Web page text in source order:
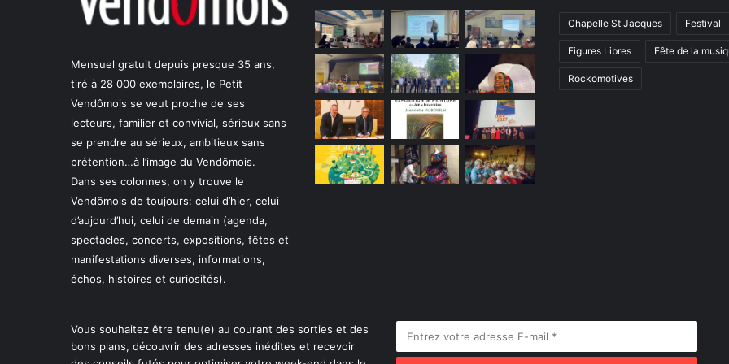
Mensuel gratuit depuis presque 35 ans,
tiré à 28 000 exemplaires, le Petit
Vendômois se veut proche de ses
lecteurs, familier et convivial, sérieux sans
se prendre au sérieux, ambitieux sans
prétention…à l’image du Vendômois.
Dans ses colonnes, on y trouve le
Vendômois de toujours: celui d’hier, celui
d’aujourd’hui, celui de demain (agenda,
spectacles, concerts, expositions, fêtes et
manifestations diverses, informations,
échos, histoires et curiosités).
Chapelle St Jacques Festival
Figures Libres Fête de la
Rockomotives
Vous souhaitez être tenu(e) au courant des sorties et des
bons plans, découvrir des adresses inédites et recevoir